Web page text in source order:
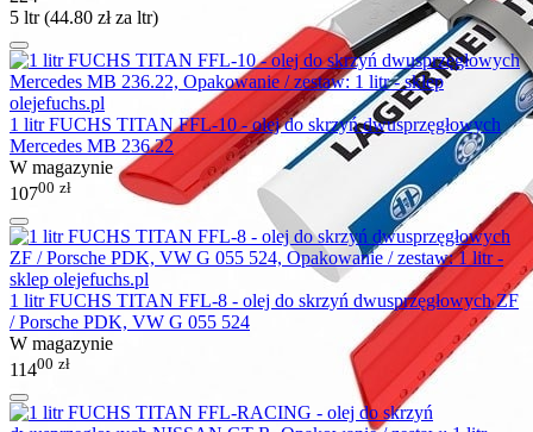
5 ltr (44.80 złza ltr)
1 litr FUCHS TITAN FFL-10 - olej do skrzyń dwusprzęgłowych
Mercedes MB 236.22
W magazynie
10700 zł
1 litr FUCHS TITAN FFL-8 - olej do skrzyń dwusprzęgłowych ZF
/ Porsche PDK, VW G 055 524
W magazynie
11400 zł